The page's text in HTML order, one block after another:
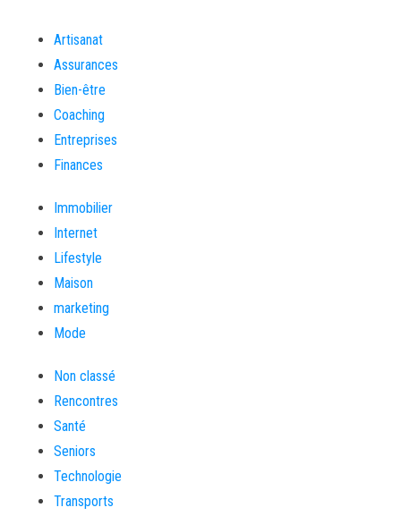
Artisanat
Assurances
Bien-être
Coaching
Entreprises
Finances
Immobilier
Internet
Lifestyle
Maison
marketing
Mode
Non classé
Rencontres
Santé
Seniors
Technologie
Transports